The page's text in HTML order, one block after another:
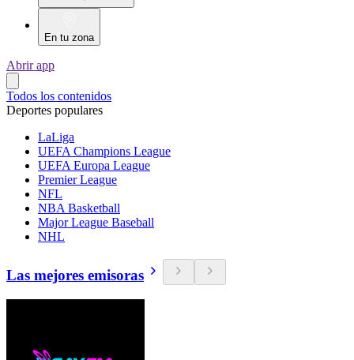
En tu zona
Abrir app
Todos los contenidos
Deportes populares
LaLiga
UEFA Champions League
UEFA Europa League
Premier League
NFL
NBA Basketball
Major League Baseball
NHL
Las mejores emisoras